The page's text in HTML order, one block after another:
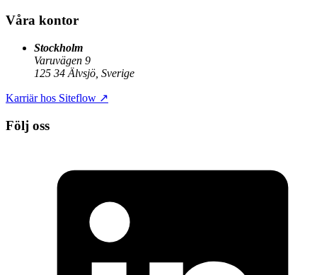
Våra kontor
Stockholm
Varuvägen 9
125 34 Älvsjö, Sverige
Karriär hos Siteflow ↗
Följ oss